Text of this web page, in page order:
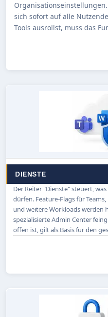
sich sofort auf alle
Tools ausrollst, muss das
DIENSTE
Der Reiter "Dienste" steuert,
dürfen. Feature-Flags für Teams,
und weitere Workloads werden
spezialisierte Admin Center
offen ist, gilt als Basis für den